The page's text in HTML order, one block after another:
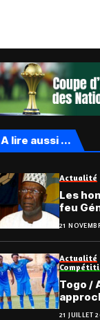
A lire aussi ...
Actualité
Les
feu
21
Actualité
Togo /
aussi ?
21 JUILLET